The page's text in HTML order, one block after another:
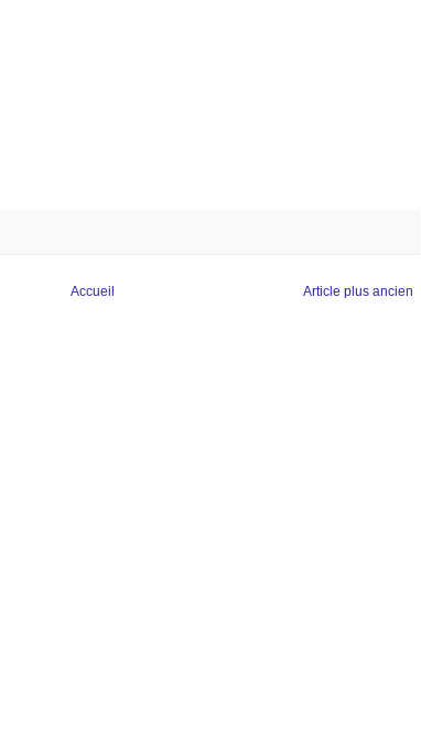
Article plus ancien
Accueil